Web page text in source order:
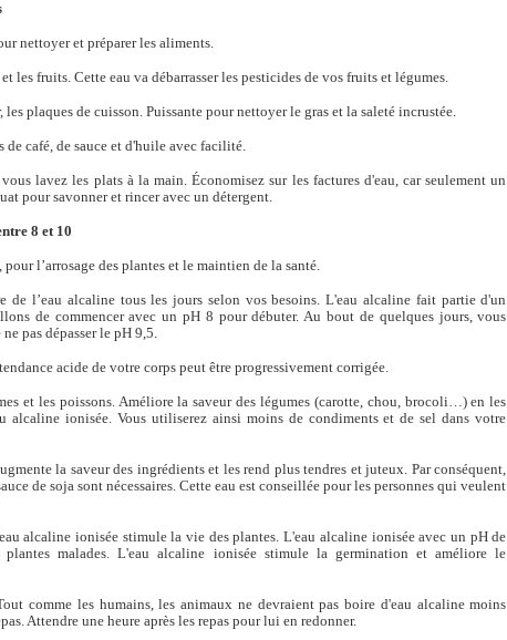
nettoyer et préparer les aliments.
les fruits. Cette eau va débarrasser les pesticides de vos fruits et légumes.
plaques de cuisson. Puissante pour nettoyer le gras et la saleté incrustée.
de café, de sauce et d'huile avec facilité.
lavez les plats à la main. Économisez sur les factures d'eau, car seulement un
pour savonner et rincer avec un détergent.
8 et 10
l’arrosage des plantes et le maintien de la santé.
de l’eau alcaline tous les jours selon vos besoins. L'eau alcaline fait partie d'un
de commencer avec un pH 8 pour débuter. Au bout de quelques jours, vous
pas dépasser le pH 9,5.
acide de votre corps peut être progressivement corrigée.
et les poissons. Améliore la saveur des légumes (carotte, chou, brocoli…) en les
alcaline ionisée. Vous utiliserez ainsi moins de condiments et de sel dans votre
la saveur des ingrédients et les rend plus tendres et juteux. Par conséquent,
de soja sont nécessaires. Cette eau est conseillée pour les personnes qui veulent
alcaline ionisée stimule la vie des plantes. L'eau alcaline ionisée avec un pH de
malades. L'eau alcaline ionisée stimule la germination et améliore le
comme les humains, les animaux ne devraient pas boire d'eau alcaline moins
Attendre une heure après les repas pour lui en redonner.